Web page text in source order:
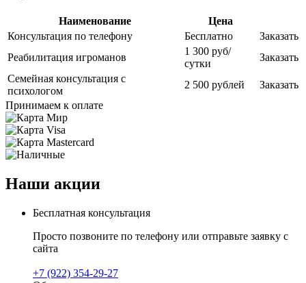
Наименование
Цена
Консультация по телефону
Бесплатно
Заказать
Реабилитация игроманов
1 300 руб/
сутки
Заказать
Семейная консультация с
психологом
2 500 рублей
Заказать
Принимаем к оплате
Наши акции
Бесплатная консультация
Просто позвоните по телефону или отправьте заявку с
сайта
+7 (922) 354-29-27